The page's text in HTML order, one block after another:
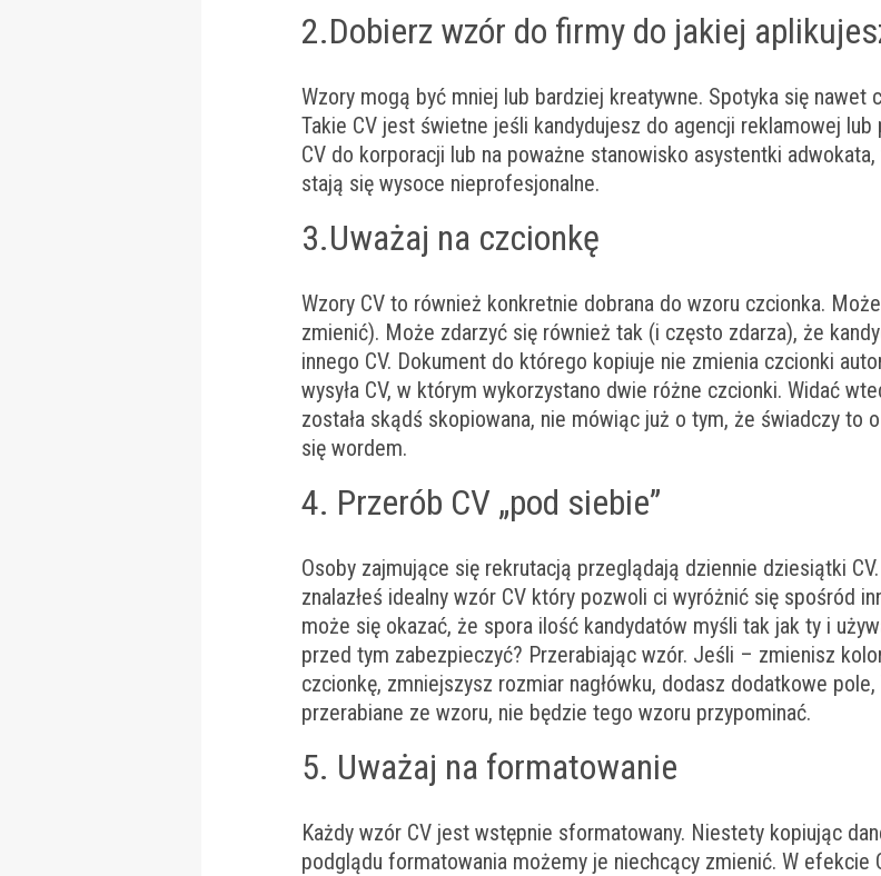
2.Dobierz wzór do firmy do jakiej
Wzory mogą być mniej lub bardziej kreatywne. Spotyka się nawet
Takie CV jest świetne jeśli kandydujesz do agencji reklamowej lub
CV do korporacji lub na poważne stanowisko asystentki
stają się wysoce nieprofesjonalne.
3.Uważaj na czcionkę
Wzory CV to również konkretnie dobrana do wzoru czcionka.
zmienić). Może zdarzyć się również tak (i często zdarza), że
innego CV. Dokument do którego kopiuje nie zmienia czcionki
wysyła CV, w którym wykorzystano dwie różne czcionki. Widać
została skądś skopiowana, nie mówiąc już o tym, że świadczy to
się wordem.
4. Przerób CV „pod siebie”
Osoby zajmujące się rekrutacją przeglądają dziennie dziesiątki
znalazłeś idealny wzór CV który pozwoli ci wyróżnić się spośród
może się okazać, że spora ilość kandydatów myśli tak jak ty i
przed tym zabezpieczyć? Przerabiając wzór. Jeśli – zmienisz
czcionkę, zmniejszysz rozmiar nagłówku, dodasz dodatkowe
przerabiane ze wzoru, nie będzie tego wzoru przypominać.
5. Uważaj na formatowanie
Każdy wzór CV jest wstępnie sformatowany. Niestety kopiując
podglądu formatowania możemy je niechcący zmienić. W efekcie